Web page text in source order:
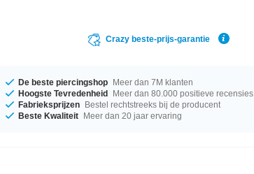
Crazy beste-prijs-garantie
De beste piercingshop Meer dan 7M klanten
Hoogste Tevredenheid Meer dan 80.000 positieve recensies.
Fabrieksprijzen Bestel rechtstreeks bij de producent
Beste Kwaliteit Meer dan 20 jaar ervaring